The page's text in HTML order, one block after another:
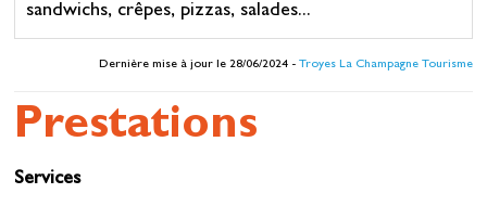
sandwichs, crêpes, pizzas, salades...
Dernière mise à jour le 28/06/2024 -Troyes La Champagne Tourisme
Prestations
Services